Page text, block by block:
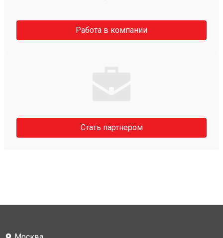
Работа в компании
Стать партнером